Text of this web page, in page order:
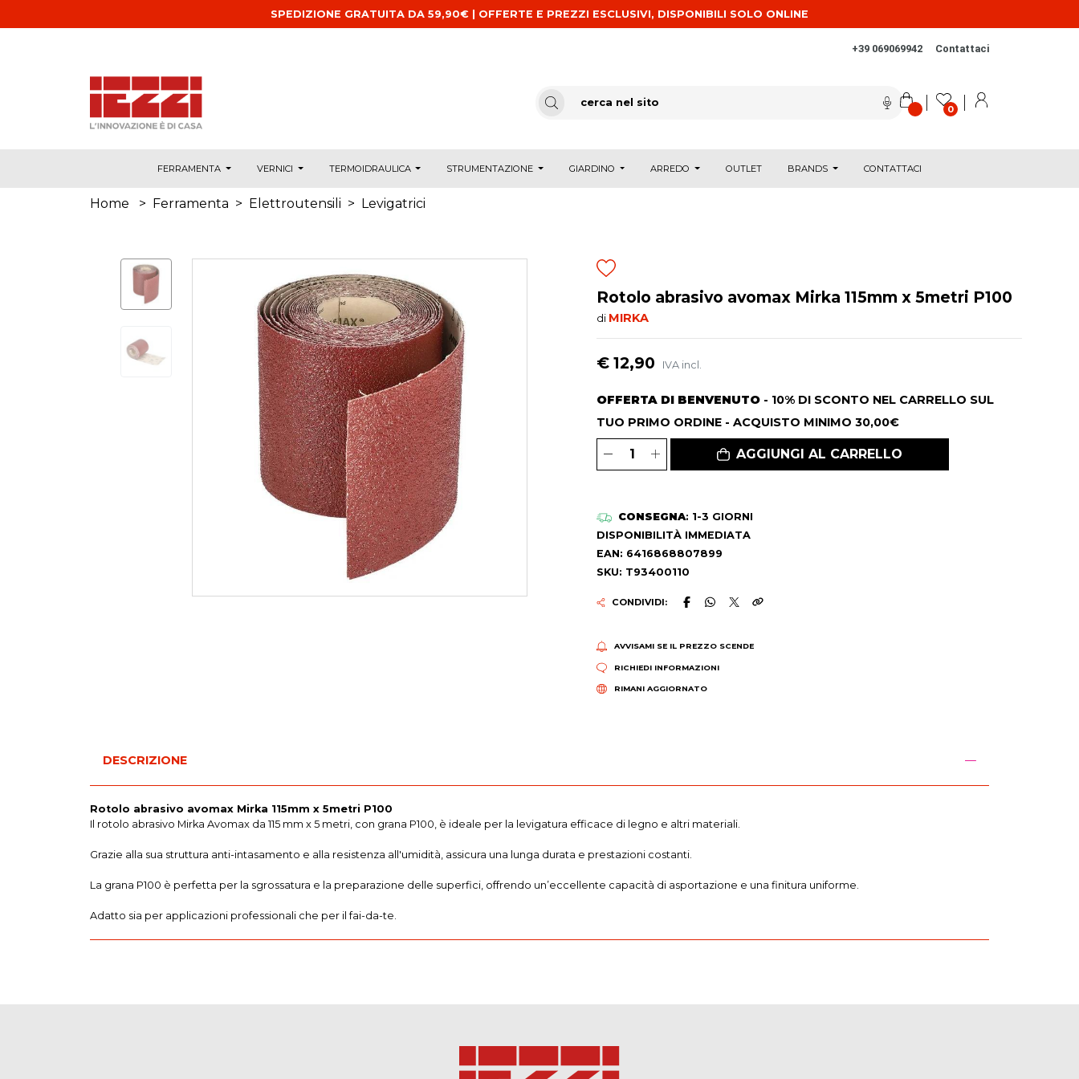
SPEDIZIONE GRATUITA DA 59,90€ | OFFERTE E PREZZI ESCLUSIVI, DISPONIBILI SOLO ONLINE
+39 069069942 Contattaci
0
FERRAMENTA VERNICI TERMOIDRAULICA STRUMENTAZIONE GIARDINO ARREDO OUTLET BRANDS CONTATTACI
Home > Ferramenta > Elettroutensili > Levigatrici
Rotolo abrasivo avomax Mirka 115mm x 5metri P100
di MIRKA
€ 12,90 IVA incl.
OFFERTA DI BENVENUTO - 10% DI SCONTO NEL CARRELLO SUL
TUO PRIMO ORDINE - ACQUISTO MINIMO 30,00€
AGGIUNGI AL CARRELLO
CONSEGNA: 1-3 GIORNI
DISPONIBILITÀ IMMEDIATA
EAN: 6416868807899
SKU: T93400110
CONDIVIDI:
AVVISAMI SE IL PREZZO SCENDE
RICHIEDI INFORMAZIONI
RIMANI AGGIORNATO
DESCRIZIONE
Rotolo abrasivo avomax Mirka 115mm x 5metri P100
Il rotolo abrasivo Mirka Avomax da 115 mm x 5 metri, con grana P100, è ideale per la levigatura efficace di legno e altri materiali.
Grazie alla sua struttura anti-intasamento e alla resistenza all'umidità, assicura una lunga durata e prestazioni costanti.
La grana P100 è perfetta per la sgrossatura e la preparazione delle superfici, offrendo un’eccellente capacità di asportazione e una finitura uniforme.
Adatto sia per applicazioni professionali che per il fai-da-te.